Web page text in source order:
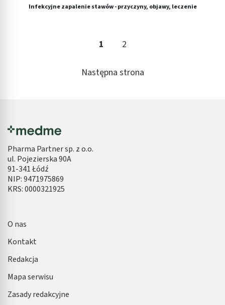
Infekcyjne zapalenie stawów - przyczyny, objawy, leczenie
1 2
Następna strona
Pharma Partner sp. z o.o.
ul. Pojezierska 90A
91-341 Łódź
NIP: 9471975869
KRS: 0000321925
O nas
Kontakt
Redakcja
Mapa serwisu
Zasady redakcyjne